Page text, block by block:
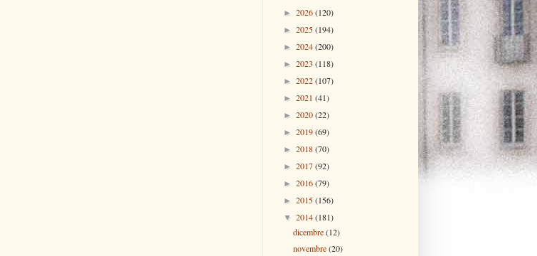
► 2026(120)
► 2025(194)
► 2024(200)
► 2023 (118)
► 2022(107)
► 2021 (41)
► 2020(22)
► 2019(69)
► 2018(70)
► 2017(92)
► 2016(79)
► 2015(156)
▼ 2014(181)
dicembre(12)
novembre(20)